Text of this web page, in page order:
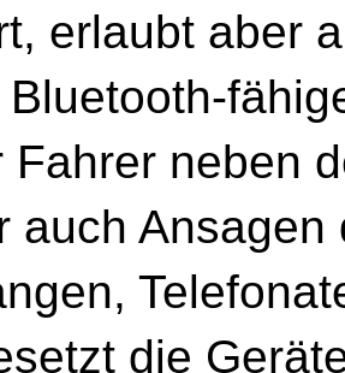
erlaubt aber
Fahrer neben
auch
die